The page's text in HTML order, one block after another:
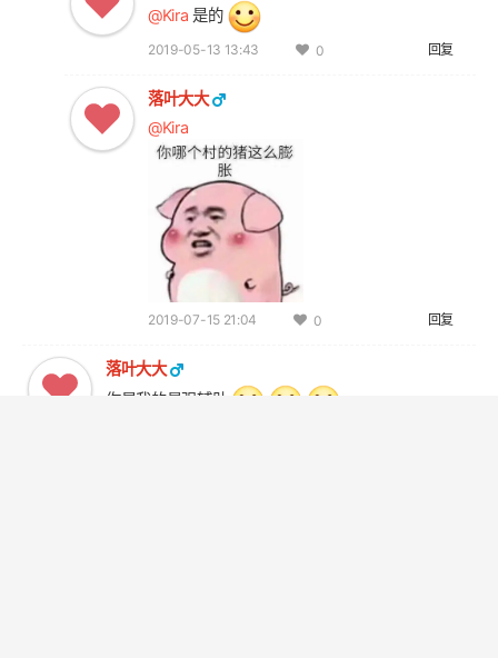
@Kira 是的
2019-05-13 13:43 回复
0
落叶大大
@Kira
2019-07-15 21:04 回复
0
落叶大大
你是我的最强辅助